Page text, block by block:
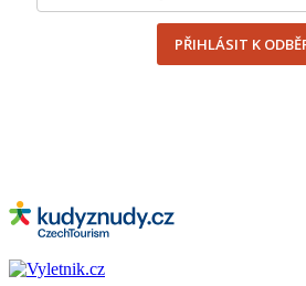
PŘIHLÁSIT K